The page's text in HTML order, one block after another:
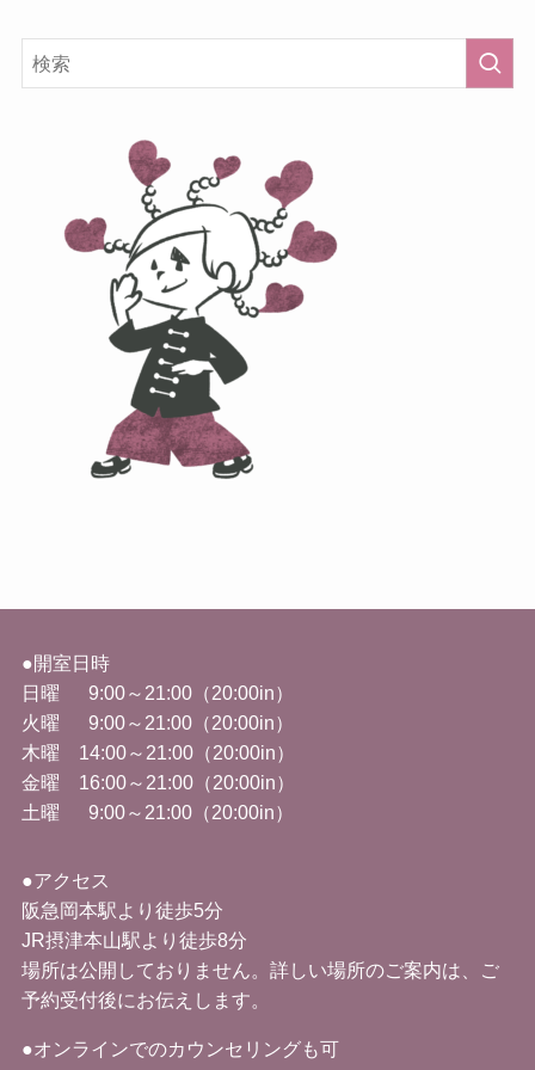
●開室日時
日曜 9:00～21:00（20:00in）
火曜 9:00～ 21:00（20:00in）
木曜 14:00～ 21:00（20:00in）
金曜 16:00～ 21:00（20:00in）
土曜 9:00～ 21:00（20:00in）
●アクセス
阪急岡本駅より徒歩5分
JR摂津本山駅より徒歩8分
場所は公開しておりません。詳しい場所のご案内は、ご
予約受付後にお伝えします。
●オンラインでのカウンセリングも可